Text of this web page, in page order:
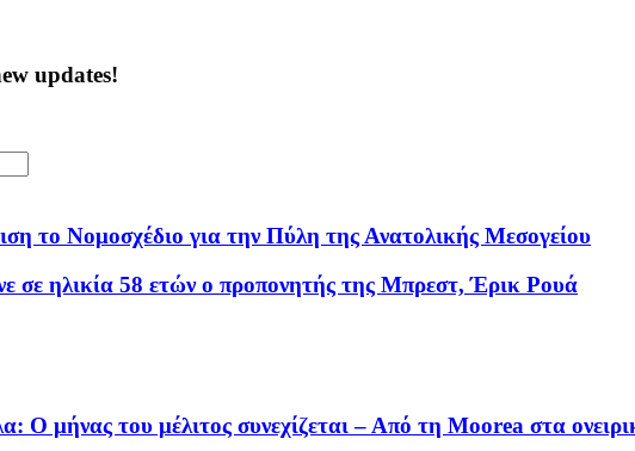
updates!
το Νομοσχέδιο για την Πύλη της Ανατολικής Μεσογείου
σε ηλικία 58 ετών ο προπονητής της Μπρεστ, Έρικ Ρουά
Ο μήνας του μέλιτος συνεχίζεται – Από τη Moorea στα